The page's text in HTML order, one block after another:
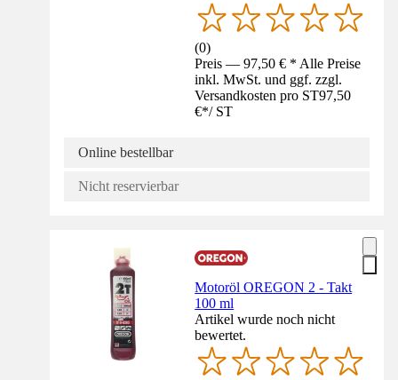
(0)
Preis — 97,50 € * Alle Preise
inkl. MwSt. und ggf. zzgl.
Versandkosten pro ST97,50
€*/ ST
Online bestellbar
Nicht reservierbar
Motoröl OREGON 2 - Takt
100 ml
Artikel wurde noch nicht
bewertet.